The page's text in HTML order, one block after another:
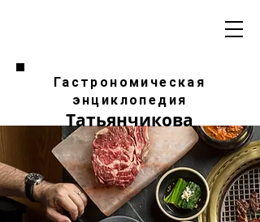
Гастрономическая
энциклопедия
Татьянчикова